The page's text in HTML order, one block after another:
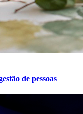
de pessoas